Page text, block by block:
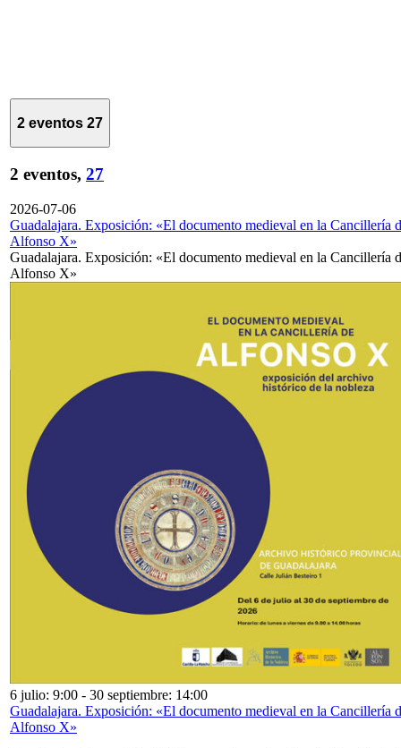
2 eventos 27
2 eventos, 27
2026-07-06
Guadalajara. Exposición: «El documento medieval en la Cancillería
Alfonso X»
Guadalajara. Exposición: «El documento medieval en la Cancillería
Alfonso X»
6 julio: 9:00 - 30 septiembre: 14:00
Guadalajara. Exposición: «El documento medieval en la Cancillería
Alfonso X»